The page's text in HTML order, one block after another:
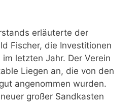
erläuterte der
Fischer, die Investitionen
letzten Jahr. Der Verein
Liegen an, die von den
angenommen wurden.
großer Sandkasten